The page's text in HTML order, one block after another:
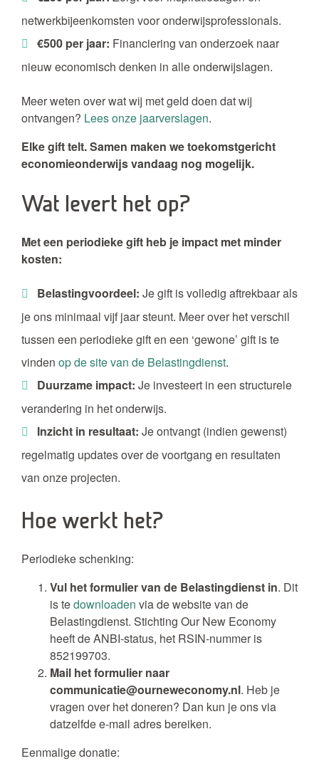
netwerkbijeenkomsten voor onderwijsprofessionals.
€500 per jaar: Financiering van onderzoek naar
nieuw economisch denken in alle onderwijslagen.
Meer weten over wat wij met geld doen dat wij
ontvangen? Lees onze jaarverslagen.
Elke gift telt. Samen maken we toekomstgericht
economieonderwijs vandaag nog mogelijk.
Wat levert het op?
Met een periodieke gift heb je impact met minder
kosten:
Belastingvoordeel: Je gift is volledig aftrekbaar als
je ons minimaal vijf jaar steunt. Meer over het verschil
tussen een periodieke gift en een ‘gewone’ gift is te
vinden op de site van de Belastingdienst.
Duurzame impact: Je investeert in een structurele
verandering in het onderwijs.
Inzicht in resultaat: Je ontvangt (indien gewenst)
regelmatig updates over de voortgang en resultaten
van onze projecten.
Hoe werkt het?
Periodieke schenking:
Vul het formulier van de Belastingdienst in. Dit
is tedownloaden via de website van de
Belastingdienst. Stichting Our New Economy
heeft de ANBI-status, het RSIN-nummer is
852199703.
Mail het formulier naar
communicatie@ourneweconomy.nl. Heb je
vragen over het doneren? Dan kun je ons via
datzelfde e-mail adres bereiken.
Eenmalige donatie: